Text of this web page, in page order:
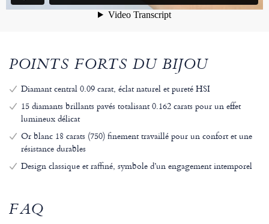
POINTS FORTS DU BIJOU
Diamant central 0.09 carat, éclat naturel et pureté HSI
15 diamants brillants pavés totalisant 0.162 carats pour un effet
lumineux délicat
Or blanc 18 carats (750) finement travaillé pour un confort et une
résistance durables
Design classique et raffiné, symbole d’un engagement intemporel
FAQ